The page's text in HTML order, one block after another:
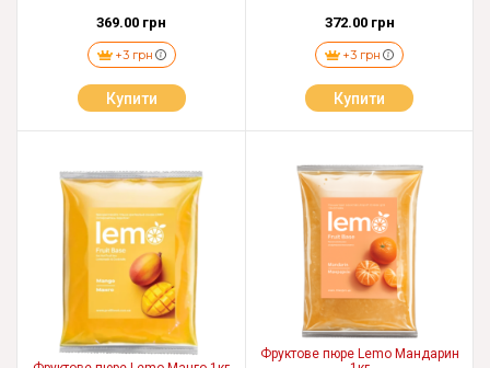
369.00 грн
+3 грн
Купити
372.00 грн
+3 грн
Купити
Фруктове пюре Lemo Мандарин